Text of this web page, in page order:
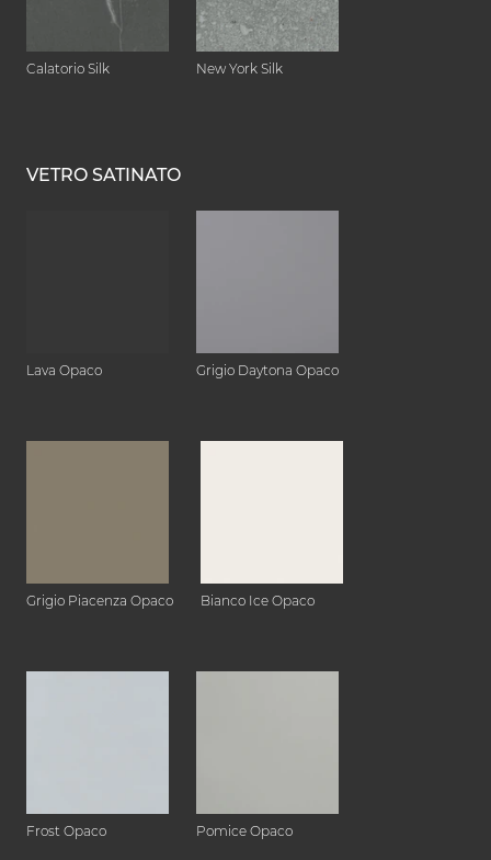
Calatorio Silk New York Silk
VETRO SATINATO
Lava Opaco Grigio Daytona Opaco
Grigio Piacenza Opaco Bianco Ice Opaco
Frost Opaco Pomice Opaco